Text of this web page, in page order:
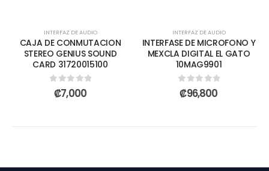
INTERFAZ DE AUDIO
CAJA DE CONMUTACION
STEREO GENIUS SOUND
CARD 31720015100
out of 5
₡7,000
INTERFAZ DE AUDIO
INTERFASE DE MICROFONO Y
MEXCLA DIGITAL EL GATO
10MAG9901
0out of 5
₡96,800